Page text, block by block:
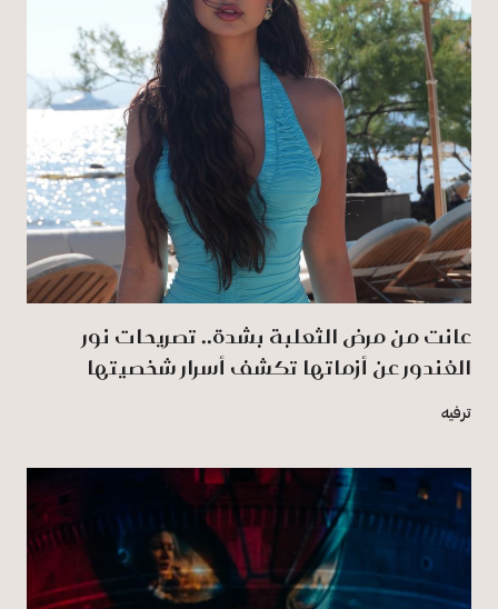
عانت من مرض الثعلبة بشدة.. تصريحات نور
الغندور عن أزماتها تكشف أسرار شخصيتها
ترفيه